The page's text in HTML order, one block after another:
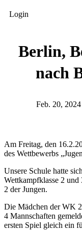
Login
Berlin,
nach
Feb. 20, 2024
Am Freitag, den
des Wettbewerbs
Unsere Schule hatte
Wettkampfklasse 2
2 der Jungen.
Die Mädchen der WK 2
4 Mannschaften
ersten Spiel gleich ein